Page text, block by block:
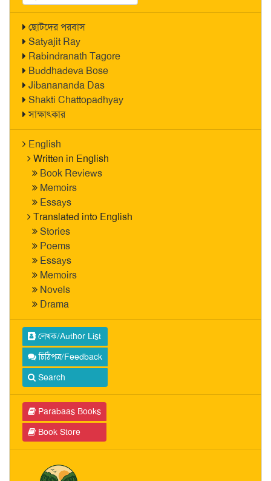
ছোটদের পরবাস
Satyajit Ray
Rabindranath Tagore
Buddhadeva Bose
Jibanananda Das
Shakti Chattopadhyay
সাক্ষাৎকার
English
Written in English
Book Reviews
Memoirs
Essays
Translated into English
Stories
Poems
Essays
Memoirs
Novels
Drama
লেখক/Author List
চিঠিপত্র/Feedback
Search
Parabaas Books
Book Store